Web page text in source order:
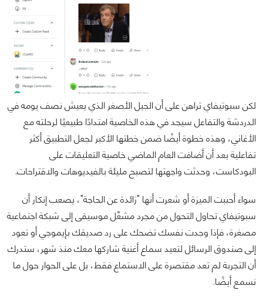
لكن سبوتيفاي تراهن على أن الجيل الأصغر الذي يعيش نصف يومه في
الدردشة والتفاعل سيجد في هذه الخاصية امتدادًا طبيعيًا لرحلته مع
الأغاني، وهذه خطوة أيضًا ضمن خطتها الأكبر لجعل التطبيق أكثر
تفاعلية بعد أن أضافت العام الماضي خاصية التعليقات على
البودكاست، وحدثت واجهتها لتصبح مليئة بالفيديوهات والاقتراحات.
سواء أحببت الميزة أو شعرت أنها "زائدة عن الحاجة"، يصعب إنكار أن
سبوتيفاي تحاول التحول من مجرد مشغّل موسيقى إلى شبكة اجتماعية
مصغرة، فإذا وجدت نفسك تضحك على رد صديقك بإيموجي أو تعود
إلى صندوق الرسائل لتعيد سماع أغنية شاركها معك منذ شهر، ستدرك
أن التجربة لم تعد مقتصرة على الاستماع فقط، بل على الحوار حول ما
نسمع أيضًا.